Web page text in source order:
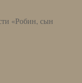
«Робин, сын